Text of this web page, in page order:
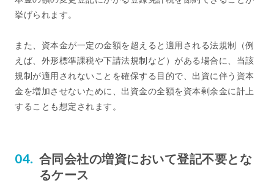
挙げられます。
また、資本金が一定の金額を超えると適用される法規制（例
えば、外形標準課税や下請法規制など）がある場合に、当該
規制が適用されないことを確保する目的で、出資に伴う資本
金を増加させないために、出資金の全額を資本剰余金に計上
することも想定されます。
合同会社の増資において登記不要とな
るケース